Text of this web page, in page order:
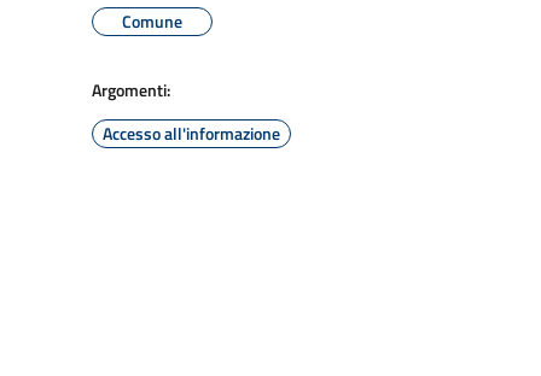
Comune
Argomenti:
Accesso all'informazione